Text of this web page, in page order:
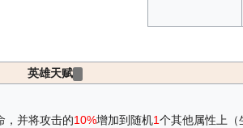
英雄天赋
，并将攻击的10%增加到随机1个其他属性上（